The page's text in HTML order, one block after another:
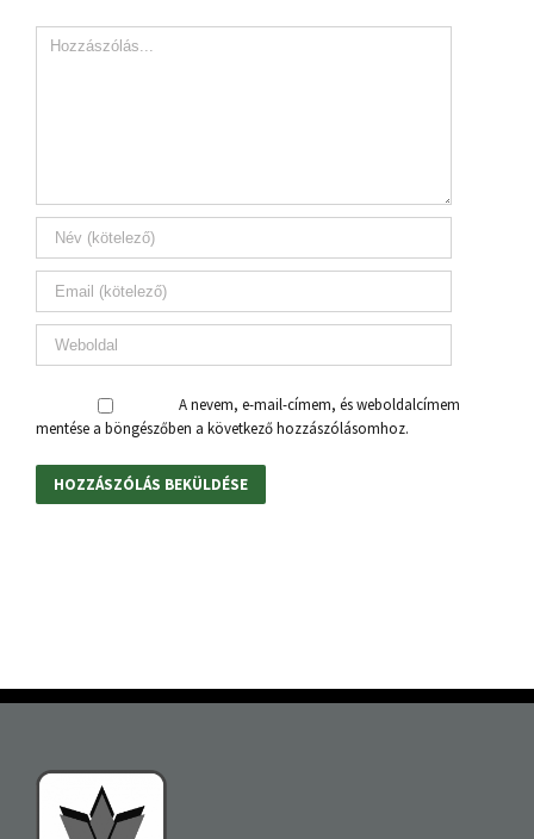
A nevem, e-mail-címem, és weboldalcímem
mentése a böngészőben a következő hozzászólásomhoz.